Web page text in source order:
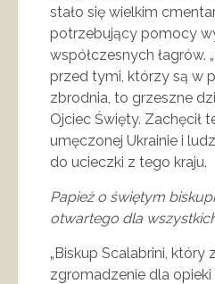
stało się wielkim
potrzebujący pomocy
współczesnych łagrów.
przed tymi, którzy są w
zbrodnia, to grzeszne
Ojciec Święty. Zachęcił
umęczonej Ukrainie i
do ucieczki z tego kraju.
Papież o świętym
otwartego dla
„Biskup Scalabrini, który
zgromadzenie dla opieki